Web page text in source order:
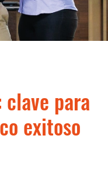
para
exitoso